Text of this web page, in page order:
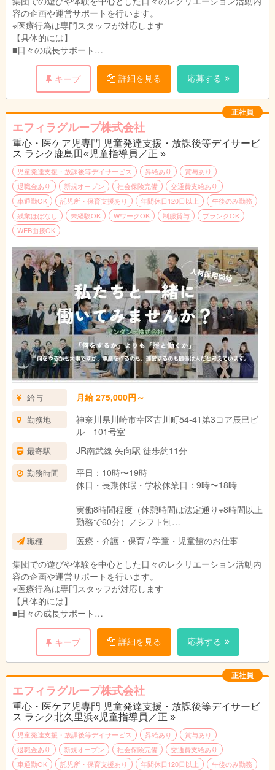
容の企画や運営サポートを行います。
※医療行為は専門スタッフが対応します
【具体的には】
■日々の成長サポート
個別支援計画をもとに、日々の活動内容の企画や運営サポート
（施設内・施設外）、車椅子の乗り降りや移動の補助やトイレの
介助、おむつ交換などの生活支援を行います。
季節感のある工作や簡単なクッキングなど、集団での遊びが中心
の活動で、夏祭りなどのイベントも実施。日常生活でのルールや
お友達との関わりなど必要な自立支援を行います。
■送迎（学校、施設、自宅）業務（AT限定可※福祉車両）
学校～施設、施設～自宅など児童の送迎を行います。
■成長の記録、ブログ更新など
日々の様子を保護者に伝える連絡帳入力やブログ更新を行いま
す。
手書き書類はなく、システム上でのパソコン作業となります。
【1日の流れ（1例）】
10:00 出勤・朝礼
11:00 運営準備
12:00 休憩
13:00 パート職員出勤・打ち合わせ
14:00 送迎出発
15:00 児童到着
15:30 療育、ケア、プログラム
16:30 帰りの会
17:00 帰り送迎開始・お見送り
17:30 清掃・事務作業など
18:30 終礼
19:00 退勤
キープ 詳細を見る 応募する
正社員
エフィラグループ株式会社
重心・医ケア児専門 児童発達支援・放課後等デイサービ
ス ラシク鹿島田«児童指導員／正 »
児童発達支援・放課後等デイサービス 昇給あり
賞与あり
退職金あり
新規オープン 社会保険完備
交通費支給あり
車通勤OK
託児所・保育支援あり 年間休日120日以上
午後のみ勤務
残業ほぼなし
未経験OK WワークOK 制服貸与
ブランクOK
WEB面接OK
給与 月給 275,000円～
勤務地
神奈川県川崎市幸区古川町54-41第3コア辰巳ビ
ル 101号室
最寄駅 JR南武線 矢向駅 徒歩約11分
勤務時間
平日：10時〜19時
休日・長期休暇・学校休業日：9時〜18時
実働8時間程度（休憩時間は法定通り※8時間以上
勤務で60分）／シフト制
変形労働時間制（1か月単位：平均週40時間）
職種
医療・介護・保育 / 学童・児童館のお仕事
集団での遊びや体験を中心とした日々のレクリエーション活動内
容の企画や運営サポートを行います。
※医療行為は専門スタッフが対応します
【具体的には】
■日々の成長サポート
個別支援計画をもとに、日々の活動内容の企画や運営サポート
（施設内・施設外）、車椅子の乗り降りや移動の補助やトイレの
介助、おむつ交換などの生活支援を行います。
季節感のある工作や簡単なクッキングなど、集団での遊びが中心
の活動で、夏祭りなどのイベントも実施。日常生活でのルールや
お友達との関わりなど必要な自立支援を行います。
■送迎（学校、施設、自宅）業務（AT限定可※福祉車両）
学校～施設、施設～自宅など児童の送迎を行います。
■成長の記録、ブログ更新など
日々の様子を保護者に伝える連絡帳入力やブログ更新を行いま
す。
手書き書類はなく、システム上でのパソコン作業となります。
キープ 詳細を見る 応募する
正社員
エフィラグループ株式会社
重心・医ケア児専門 児童発達支援・放課後等デイサービ
ス ラシク北久里浜«児童指導員／正 »
児童発達支援・放課後等デイサービス 昇給あり
賞与あり
退職金あり
新規オープン 社会保険完備
交通費支給あり
車通勤OK
託児所・保育支援あり 年間休日120日以上
午後のみ勤務